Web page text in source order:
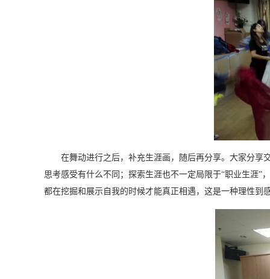
在舞动进行之后，补充生涯画，随后再分享。大家分享
思考感受有什么不同；探索生涯也不一定局限于“职业生涯”
都在挖掘和展示自我的时候才能真正相遇，这是一种理性到